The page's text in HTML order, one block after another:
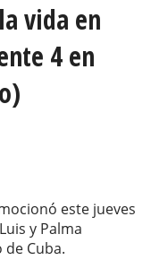
vida en
4 en
este jueves
y Palma
Cuba.